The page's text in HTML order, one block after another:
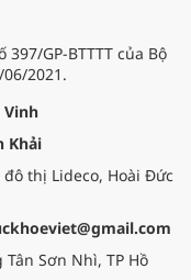
GP-BTTTT của Bộ
2021.
Vinh
Khải
thị Lideco, Hoài Đức
Sơn Nhì, TP Hồ